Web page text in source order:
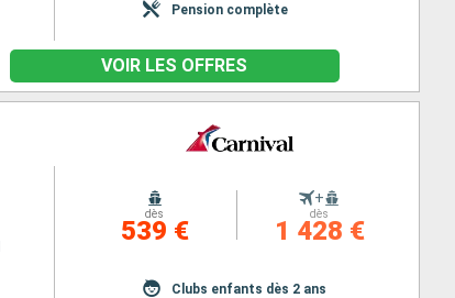
Pension complète
VOIR LES OFFRES
dès
539 €
+
dès
1 428 €
Clubs enfants dès 2 ans